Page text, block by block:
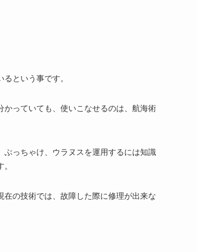
という事です。
っていても、使いこなせるのは、航海術
っちゃけ、ウラヌスを運用するには知識
の技術では、故障した際に修理が出来な